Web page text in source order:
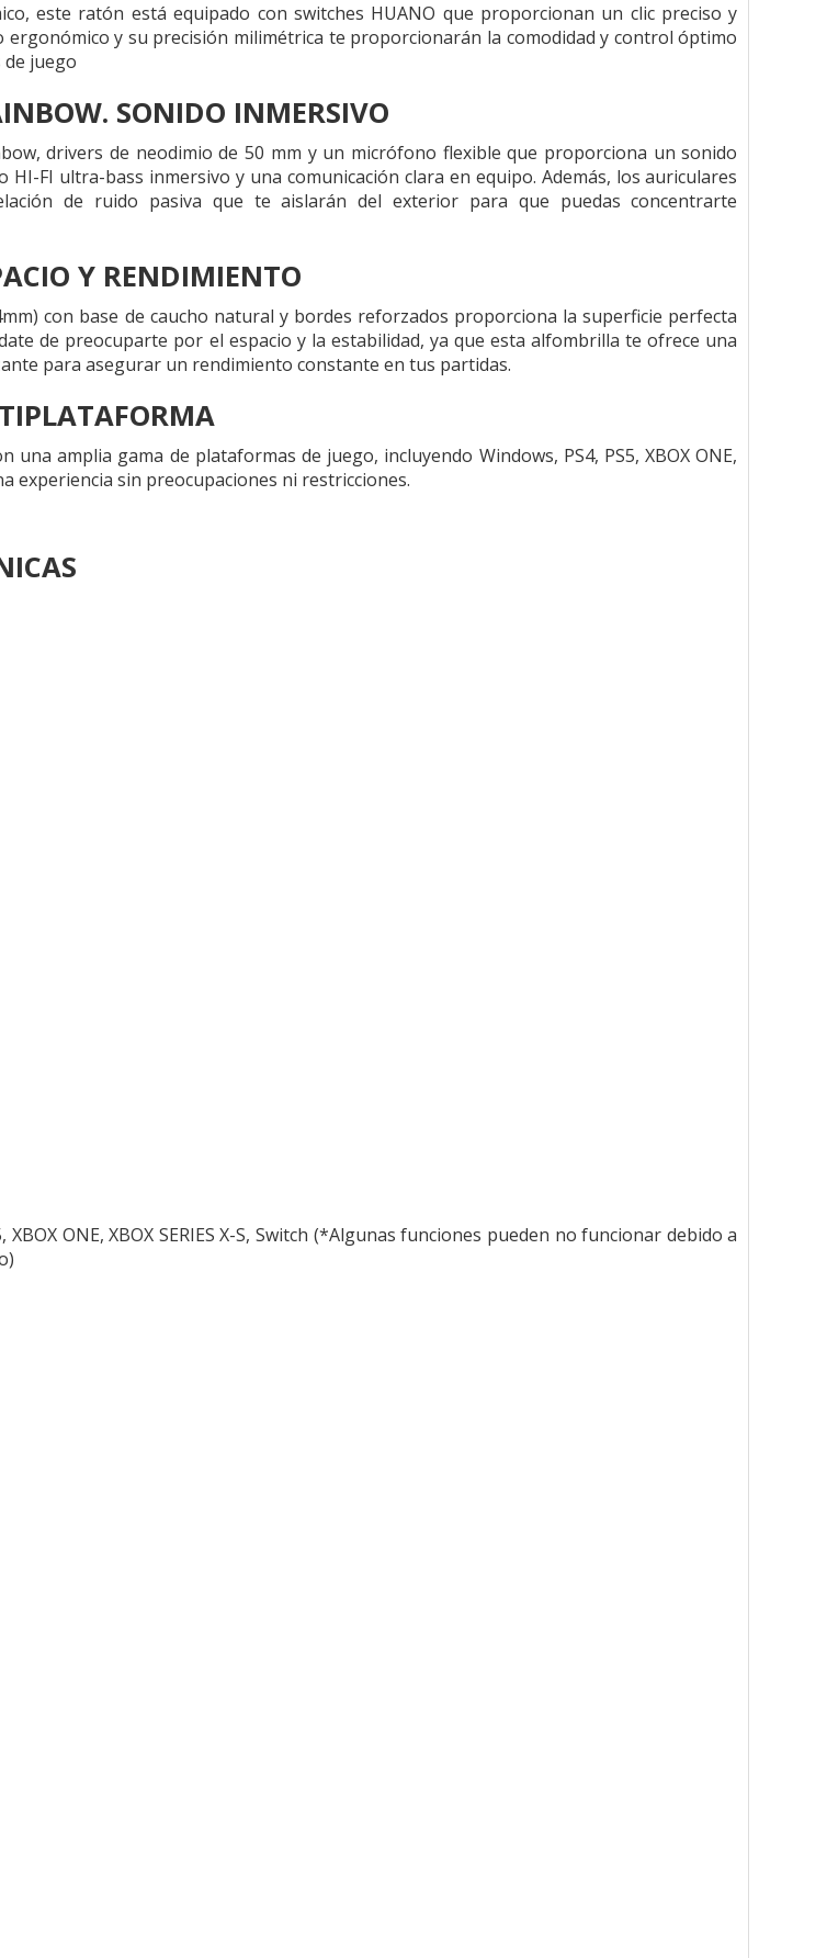
este ratón está equipado con switches HUANO que proporcionan un clic preciso y
ergonómico y su precisión milimétrica te proporcionarán la comodidad y control óptimo
juego
SONIDO INMERSIVO
drivers de neodimio de 50 mm y un micrófono flexible que proporciona un sonido
FI ultra-bass inmersivo y una comunicación clara en equipo. Además, los auriculares
de ruido pasiva que te aislarán del exterior para que puedas concentrarte
Y RENDIMIENTO
con base de caucho natural y bordes reforzados proporciona la superficie perfecta
de preocuparte por el espacio y la estabilidad, ya que esta alfombrilla te ofrece una
para asegurar un rendimiento constante en tus partidas.
una amplia gama de plataformas de juego, incluyendo Windows, PS4, PS5, XBOX ONE,
experiencia sin preocupaciones ni restricciones.
ONE, XBOX SERIES X-S, Switch (*Algunas funciones pueden no funcionar debido a